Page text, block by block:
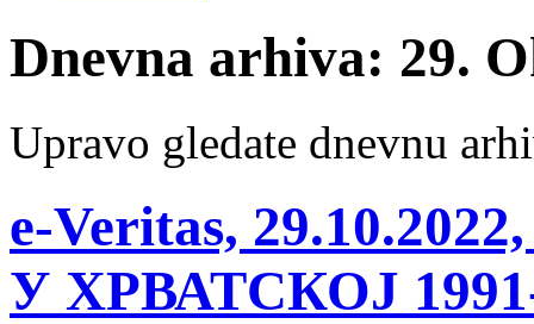
Dnevna arhiva: 29.
Upravo gledate dnevnu
e-Veritas,
У ХРВАТСКОЈ 1991-